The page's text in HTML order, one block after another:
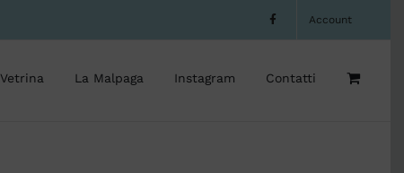
Account
Vetrina La Malpaga Instagram Contatti